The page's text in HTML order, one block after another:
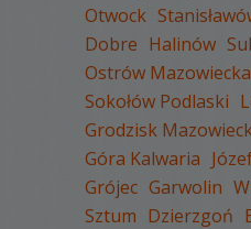
Otwock
Dobre Halinów
Ostrów Mazowiecka
Sokołów Podlaski
Grodzisk
Góra Kalwaria
Grójec Garwolin
Sztum Dzierzgoń